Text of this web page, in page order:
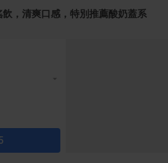
，清爽口感，特別推薦酸奶蓋系